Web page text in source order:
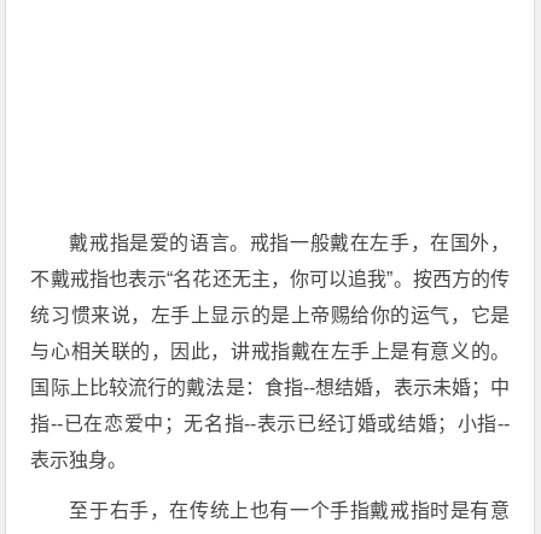
戴戒指是爱的语言。戒指一般戴在左手，在国外，
不戴戒指也表示“名花还无主，你可以追我”。按西方的传
统习惯来说，左手上显示的是上帝赐给你的运气，它是
与心相关联的，因此，讲戒指戴在左手上是有意义的。
国际上比较流行的戴法是：食指--想结婚，表示未婚；中
指--已在恋爱中；无名指--表示已经订婚或结婚；小指--
表示独身。
至于右手，在传统上也有一个手指戴戒指时是有意